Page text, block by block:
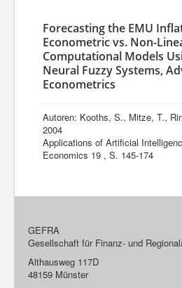
Über uns
Projekte
Publikationen
Netzwerk
Forecasting the EMU
Econometric vs. Non-
Computational Models
Neural Fuzzy Systems,
Econometrics
Autoren: Kooths, S., Mitze, T.,
2004
Applications of Artificial
Economics 19 , S. 145-174
GEFRA
Gesellschaft für Finanz- und
Althausweg 117D
48159 Münster